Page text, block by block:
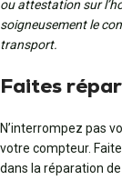
ou attestation sur
soigneusement le
transport.
Faites
N’interrompez pas
votre compteur.
dans la réparation